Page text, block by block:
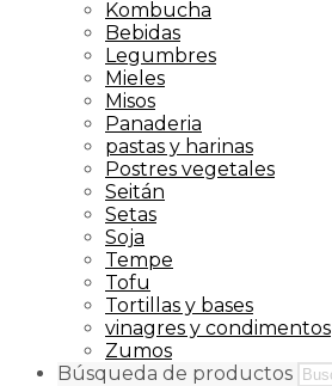
Kombucha
Bebidas
Legumbres
Mieles
Misos
Panaderia
pastas y harinas
Postres vegetales
Seitán
Setas
Soja
Tempe
Tofu
Tortillas y bases
vinagres y condimentos
Zumos
Búsqueda de productos